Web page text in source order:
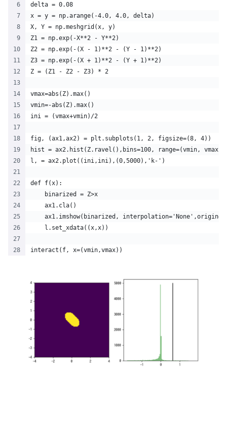
delta = 0.08
x = y = np.arange(-4.0, 4.0, delta)
X, Y = np.meshgrid(x, y)
Z1 = np.exp(-X**2 - Y**2)
Z2 = np.exp(-(X - 1)**2 - (Y - 1)**2)
Z3 = np.exp(-(X + 1)**2 - (Y + 1)**2)
Z = (Z1 - Z2 - Z3) * 2
vmax=abs(Z).max()
vmin=-abs(Z).max()
ini = (vmax+vmin)/2
fig, (ax1,ax2) = plt.subplots(1, 2, figsize=(8, 4))
hist = ax2.hist(Z.ravel(),bins=100, range=(vmin,
l, = ax2.plot((ini,ini),(0,5000),'k-')
def f(x):
    binarized = Z>x
    ax1.cla()
ax1.imshow(binarized,
    l.set_xdata((x,x))
interact(f, x=(vmin,vmax))